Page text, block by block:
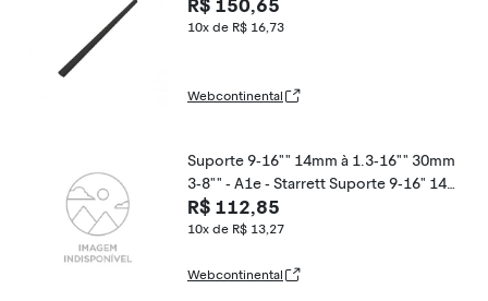
R$ 150,65
10x de R$ 16,73
Webcontinental
Suporte 9-16"" 14mm à 1.3-16"" 30mm
3-8"" - A1e - Starrett Suporte 9-16" 14m
m A 1.3-16" 30mm 3-8" A1e-ka1e-s
R$ 112,85
10x de R$ 13,27
Webcontinental